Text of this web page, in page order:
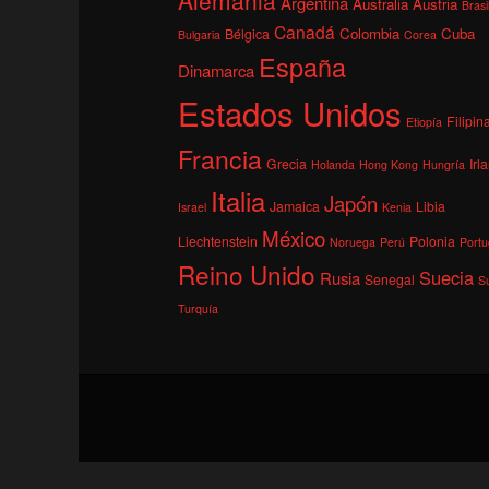
Brasil
Bulgaria Bélgica Canadá Colombia Corea Cuba
Dinamarca España
Estados Unidos Etiopía
Francia Grecia Holanda Hong Kong Hungría
Israel Italia Jamaica Japón Kenia Libia
Liechtenstein México Noruega Perú Polonia
Reino Unido Rusia Senegal Suecia
Turquía